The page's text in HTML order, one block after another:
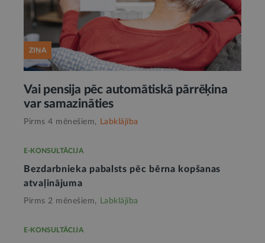
ZIŅA
Vai pensija pēc automātiskā pārrēķina
var samazināties
Pirms 4 mēnešiem, Labklājība
E-KONSULTĀCIJA
Bezdarbnieka pabalsts pēc bērna kopšanas
atvaļinājuma
Pirms 2 mēnešiem, Labklājība
E-KONSULTĀCIJA